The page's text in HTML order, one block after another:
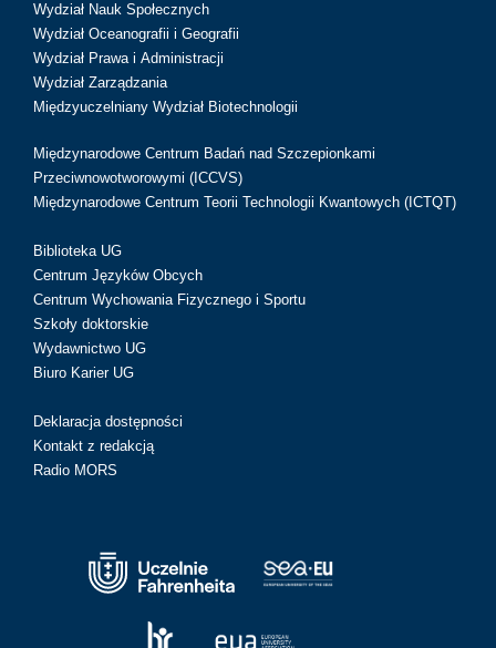
Wydział Nauk Społecznych
Wydział Oceanografii i Geografii
Wydział Prawa i Administracji
Wydział Zarządzania
Międzyuczelniany Wydział Biotechnologii
Międzynarodowe Centrum Badań nad Szczepionkami
Przeciwnowotworowymi (ICCVS)
Międzynarodowe Centrum Teorii Technologii Kwantowych (ICTQT)
Biblioteka UG
Centrum Języków Obcych
Centrum Wychowania Fizycznego i Sportu
Szkoły doktorskie
Wydawnictwo UG
Biuro Karier UG
Deklaracja dostępności
Kontakt z redakcją
Radio MORS